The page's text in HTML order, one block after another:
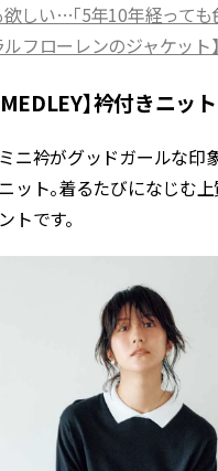
しい…「5年10年経って
ルフローレンのジャケット】
】衿付きニット
ニ衿がグッドガールな印
ット。着るたびになじむ
トです。